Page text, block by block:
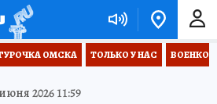
ОМСКА ТОЛЬКО У НАС
2026 11:59